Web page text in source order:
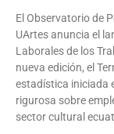
El Observatorio de
UArtes anuncia el
Laborales de los
nueva edición, el
estadística iniciada
rigurosa sobre
sector cultural